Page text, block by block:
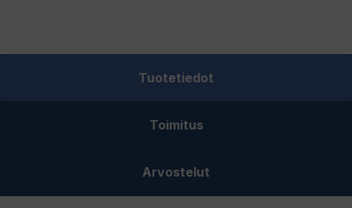
Tuotetiedot
Toimitus
Arvostelut